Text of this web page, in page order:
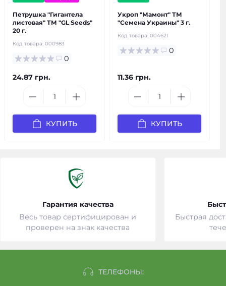
Петрушка "Гигантела
листовая" ТМ "GL Seeds"
20 г.
Код товара: 000983
0
24.87 грн.
КУПИТЬ
Укроп "Мамонт" ТМ
"Семена Украины" 3 г.
Код товара: 004621
0
11.36 грн.
КУПИТЬ
Гарантия качества
Весь товар сертифицирован и
проверен на знак качества
Быстрая
ТЕЛЕФОНЫ: